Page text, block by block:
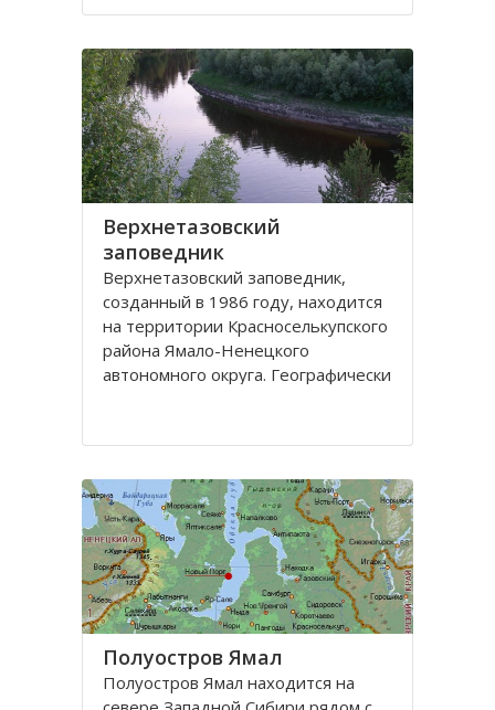
из зернистого гиперстенита:
имеющая четыре
Верхнетазовский
заповедник
Верхнетазовский заповедник,
созданный в 1986 году, находится
на территории Красноселькупского
района Ямало-Ненецкого
автономного округа. Географически
Северных Увалов, главной
Сибирской равнины.
Целью создания
Полуостров Ямал
Полуостров Ямал находится на